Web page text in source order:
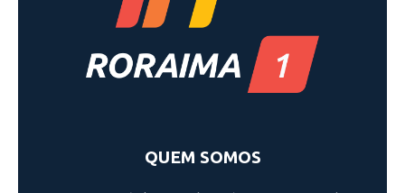
QUEM SOMOS